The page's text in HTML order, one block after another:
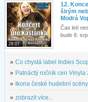
28.07.
12.
širým
Modrá
Čas letí
bude 8.
» Co chystá label Indies
» Patnáctý ročník cen Vinyla
» Ikona české hudební scény
» zobrazit více...